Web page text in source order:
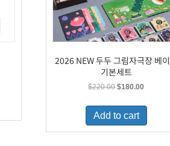
2026 NEW 두두 그림자극장 베
기본세트
$220.00Original
was:
$220.00.
$180.00Current
is:
Add to cart